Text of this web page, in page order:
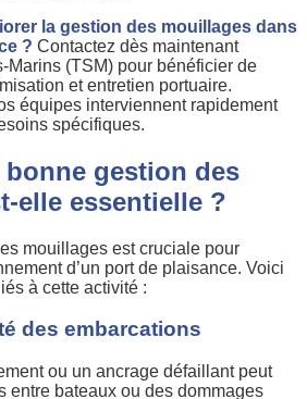
la gestion des mouillages dans
? Contactez dès maintenant
Marins (TSM) pour bénéficier de
et entretien portuaire.
équipes interviennent rapidement
spécifiques.
gestion des
elle essentielle ?
mouillages est cruciale pour
d’un port de plaisance. Voici
à cette activité :
des embarcations
ou un ancrage défaillant peut
entre bateaux ou des dommages